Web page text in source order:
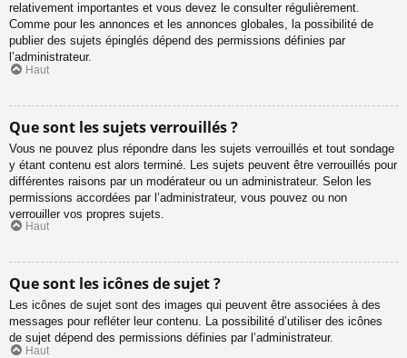
relativement importantes et vous devez le consulter régulièrement.
Comme pour les annonces et les annonces globales, la possibilité de
publier des sujets épinglés dépend des permissions définies par
l’administrateur.
Haut
Que sont les sujets verrouillés ?
Vous ne pouvez plus répondre dans les sujets verrouillés et tout sondage
y étant contenu est alors terminé. Les sujets peuvent être verrouillés pour
différentes raisons par un modérateur ou un administrateur. Selon les
permissions accordées par l’administrateur, vous pouvez ou non
verrouiller vos propres sujets.
Haut
Que sont les icônes de sujet ?
Les icônes de sujet sont des images qui peuvent être associées à des
messages pour refléter leur contenu. La possibilité d’utiliser des icônes
de sujet dépend des permissions définies par l’administrateur.
Haut